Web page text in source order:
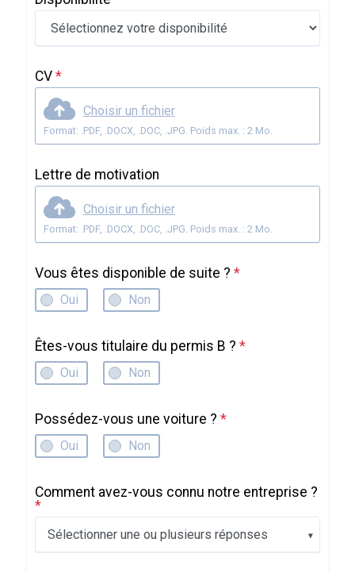
CV *
Choisir un fichier
Format: .PDF, .DOCX, .DOC, .JPG. Poids max. : 2 Mo.
Lettre de motivation
Choisir un fichier
Format: .PDF, .DOCX, .DOC, .JPG. Poids max. : 2 Mo.
Vous êtes disponible de suite ? *
Oui Non
Êtes-vous titulaire du permis B ? *
Oui Non
Possédez-vous une voiture ? *
Oui Non
Comment avez-vous connu notre entreprise ?
*
Sélectionner une ou plusieurs réponses